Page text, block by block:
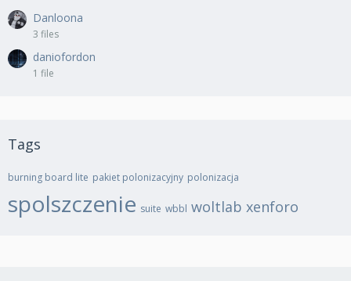
Danloona
3 files
daniofordon
1 file
Tags
burning board lite pakiet polonizacyjny polonizacja
spolszczenie suite wbbl woltlab xenforo